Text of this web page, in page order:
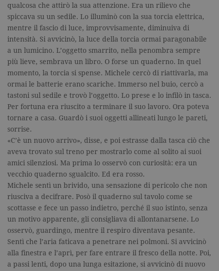
qualcosa che attirò la sua attenzione. Era un rilievo che
spiccava su un sedile. Lo illuminò con la sua torcia elettrica,
mentre il fascio di luce, improvvisamente, diminuiva di
intensità. Si avvicinò, la luce della torcia ormai paragonabile
a un lumicino. L’oggetto smarrito, nella penombra sempre
più lieve, sembrava un libro. O forse un quaderno. In quel
momento, la torcia si spense. Michele cercò di riattivarla, ma
ormai le batterie erano scariche. Immerso nel buio, cercò a
tastoni sul sedile e trovò l’oggetto. Lo prese e lo infilò in tasca.
Per fortuna era riuscito a terminare il suo lavoro. Ora poteva
tornare a casa. Guardò i suoi oggetti allineati lungo le pareti,
sorrise.
«C’è un nuovo arrivo», disse, e poi estrasse dalla tasca ciò che
aveva trovato sul treno per mostrarlo come al solito ai suoi
amici silenziosi. Ma prima lo osservò con curiosità: era un
vecchio quaderno sgualcito. Ed era rosso.
Michele sentì un brivido, una sensazione di pericolo che non
riusciva a decifrare. Posò il quaderno sul tavolo come se
scottasse e fece un passo indietro, perché il suo istinto, senza
un motivo apparente, gli consigliava di allontanarsene. Lo
osservò, guardingo, mentre il respiro diventava pesante.
Sentì che l’aria faticava a penetrare nei polmoni. Si avvicinò
alla finestra e l’aprì, per fare entrare il fresco della notte. Poi,
a passi lenti, dopo una lunga esitazione, si avvicinò di nuovo